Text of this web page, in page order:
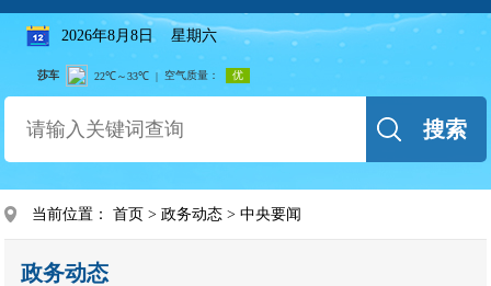
2026年8月8日 星期六
搜索
当前位置：首页 >政务动态 >中央要闻
政务动态